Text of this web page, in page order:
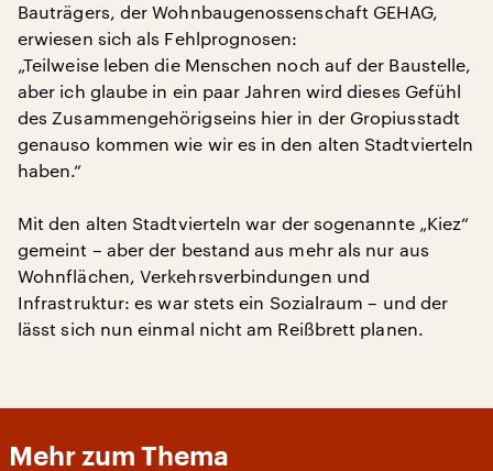
Bauträgers, der Wohnbaugenossenschaft GEHAG,
erwiesen sich als Fehlprognosen:
„Teilweise leben die Menschen noch auf der Baustelle,
aber ich glaube in ein paar Jahren wird dieses Gefühl
des Zusammengehörigseins hier in der Gropiusstadt
genauso kommen wie wir es in den alten Stadtvierteln
haben.“
Mit den alten Stadtvierteln war der sogenannte „Kiez“
gemeint – aber der bestand aus mehr als nur aus
Wohnflächen, Verkehrsverbindungen und
Infrastruktur: es war stets ein Sozialraum – und der
lässt sich nun einmal nicht am Reißbrett planen.
Mehr zum Thema